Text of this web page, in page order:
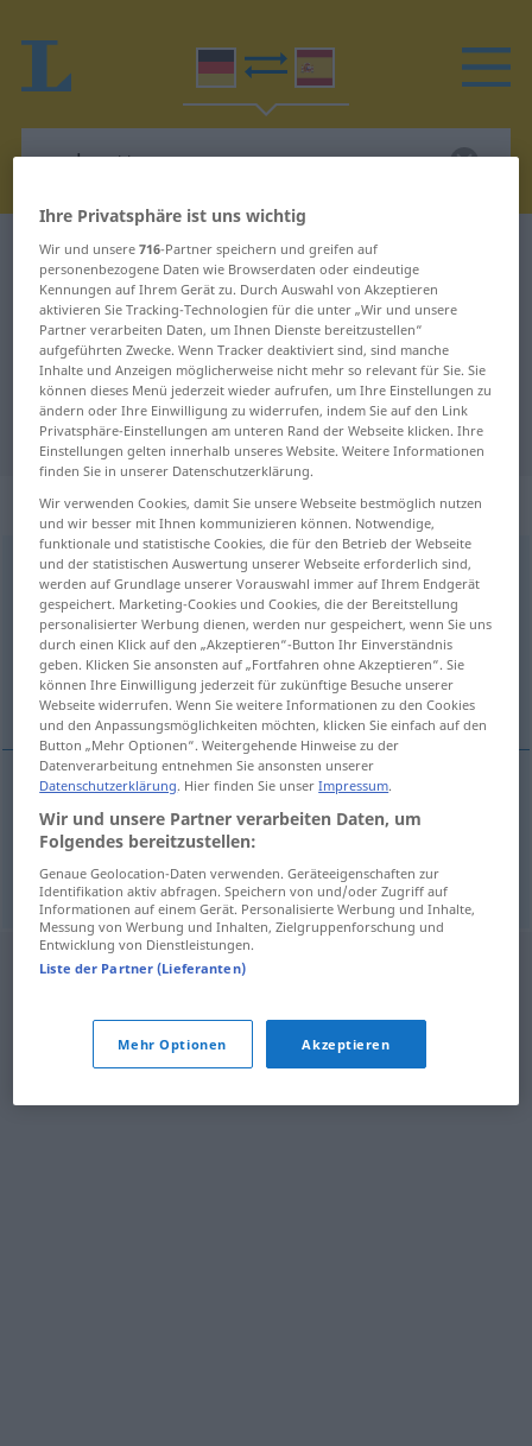
Deutsch-Spanisch Wörterbuch perlmuttern
Deutsch-Spanisch Übersetzung für
"perlmuttern"
"perlmuttern" Spanisch
Übersetzung
„perlmuttern“: Adjektiv
perlmutternadj
Übersicht aller Übersetzungen
(Für mehr Details die Übersetzung anklicken/antippen)
de nácar, nacarado
denácar perlmuttern
nacarado perlmuttern
Ihre Privatsphäre ist uns wichtig
Wir und unsere716-Partner speichern und greifen auf
personenbezogene Daten wie Browserdaten oder eindeutige
Kennungen auf Ihrem Gerät zu. Durch Auswahl von Akzeptieren
aktivieren Sie Tracking-Technologien für die unter „Wir und unsere
Partner verarbeiten Daten, um Ihnen Dienste bereitzustellen“
aufgeführten Zwecke. Wenn Tracker deaktiviert sind, sind manche
Inhalte und Anzeigen möglicherweise nicht mehr so relevant für Sie. Sie
können dieses Menü jederzeit wieder aufrufen, um Ihre Einstellungen zu
ändern oder Ihre Einwilligung zu widerrufen, indem Sie auf den Link
Privatsphäre-Einstellungen am unteren Rand der Webseite klicken. Ihre
Einstellungen gelten innerhalb unseres Website. Weitere Informationen
finden Sie in unserer Datenschutzerklärung.
Wir verwenden Cookies, damit Sie unsere Webseite bestmöglich nutzen
und wir besser mit Ihnen kommunizieren können. Notwendige,
funktionale und statistische Cookies, die für den Betrieb der Webseite
und der statistischen Auswertung unserer Webseite erforderlich sind,
werden auf Grundlage unserer Vorauswahl immer auf Ihrem Endgerät
gespeichert. Marketing-Cookies und Cookies, die der Bereitstellung
personalisierter Werbung dienen, werden nur gespeichert, wenn Sie uns
durch einen Klick auf den „Akzeptieren“-Button Ihr Einverständnis
geben. Klicken Sie ansonsten auf „Fortfahren ohne Akzeptieren“. Sie
können Ihre Einwilligung jederzeit für zukünftige Besuche unserer
Webseite widerrufen. Wenn Sie weitere Informationen zu den Cookies
und den Anpassungsmöglichkeiten möchten, klicken Sie einfach auf den
Button „Mehr Optionen“. Weitergehende Hinweise zu der
Datenverarbeitung entnehmen Sie ansonsten unserer
Datenschutzerklärung. Hier finden Sie unserImpressum.
Wir und unsere Partner verarbeiten Daten, um
Folgendes bereitzustellen:
Genaue Geolocation-Daten verwenden. Geräteeigenschaften zur
Identifikation aktiv abfragen. Speichern von und/oder Zugriff auf
Informationen auf einem Gerät. Personalisierte Werbung und Inhalte,
Messung von Werbung und Inhalten, Zielgruppenforschung und
Entwicklung von Dienstleistungen.
Liste der Partner (Lieferanten)
Mehr Optionen Akzeptieren